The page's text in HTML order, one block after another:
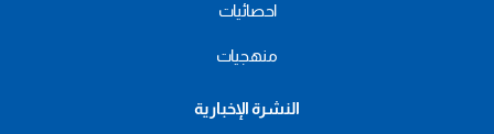
احصائيات
منهجيات
النشرة الإخبارية